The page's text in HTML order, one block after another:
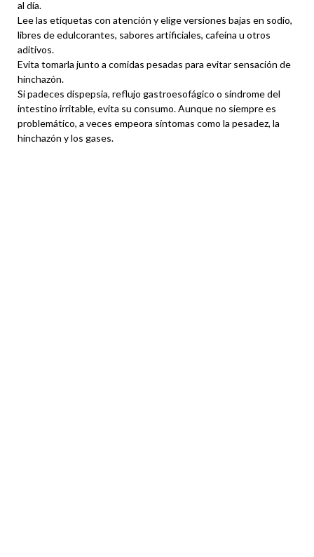
al día.
Lee las etiquetas con atención y elige versiones bajas en sodio,
libres de edulcorantes, sabores artificiales, cafeína u otros
aditivos.
Evita tomarla junto a comidas pesadas para evitar sensación de
hinchazón.
Si padeces dispepsia, reflujo gastroesofágico o síndrome del
intestino irritable, evita su consumo. Aunque no siempre es
problemático, a veces empeora síntomas como la pesadez, la
hinchazón y los gases.